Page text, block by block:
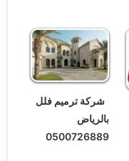
شركة ترميم فلل
بالرياض
0500726889